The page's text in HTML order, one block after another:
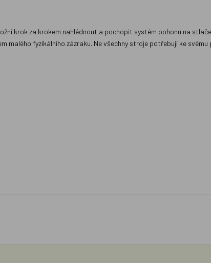
krok za krokem nahlédnout a pochopit systém pohonu na
malého fyzikálního zázraku. Ne všechny stroje potřebují ke